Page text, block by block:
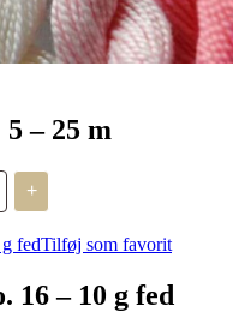
– 25 m
+
Tilføj som favorit
16 – 10 g fed